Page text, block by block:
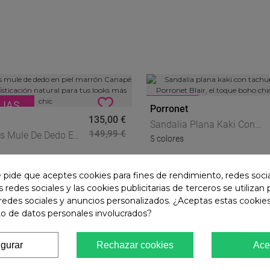
Mule De Dedo En
Canapé 2890 –
Más Chic
135,00 €
149,99 €
-30%
Porronet
Sandalia Plana Kaki Con
Tachuelas Doradas Porronet
Blair, El Toque Boho Chic
Verano
5 colores
-30%
que aceptes cookies para fines de rendimiento, redes
redes sociales y las cookies publicitarias de terceros se utilizan
sociales y anuncios personalizados. ¿Aceptas estas
de datos personales involucrados?
Rechazar cookies